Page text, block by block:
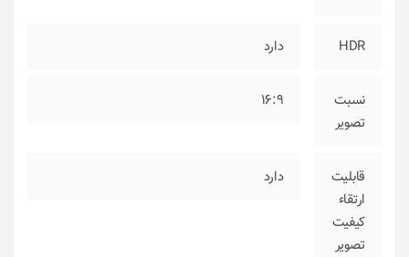
HDR دارد
نسبت
تصویر
16:9
قابلیت
ارتقاء
کیفیت
تصویر
دارد